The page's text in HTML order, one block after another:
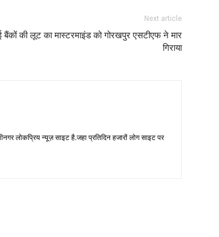
Next article
बैंकों की लूट का मास्टरमाइंड को गोरखपुर एसटीएफ ने मार
गिराया
लोकप्रिय न्यूज़ साइट है.जहा प्रतिदिन हजारों लोग साइट पर